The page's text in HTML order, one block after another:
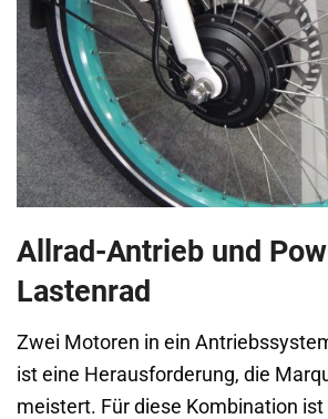
Allrad-Antrieb und
Lastenrad
Zwei Motoren in ein
ist eine Herausforderung, die
meistert. Für diese Kombination